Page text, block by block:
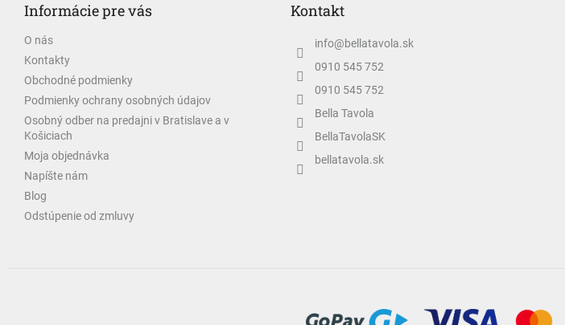
Informácie pre vás
O nás
Kontakty
Obchodné podmienky
Podmienky ochrany osobných údajov
Osobný odber na predajni v Bratislave a v
Košiciach
Moja objednávka
Napíšte nám
Blog
Odstúpenie od zmluvy
Kontakt
info@bellatavola.sk
0910 545 752
0910 545 752
Bella Tavola
BellaTavolaSK
bellatavola.sk